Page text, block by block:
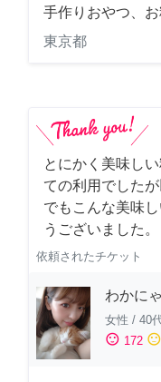
手作りおやつ、
東京都
とにかく美味し
ての利用でした
でもこんな美味
うございました。
依頼されたチケット
わかに
女性 / 40
sentiment_satisfied 172 sentiment_neutral